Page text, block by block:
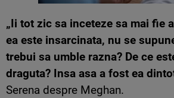
„Ii tot zic sa inceteze sa mai fie
ea este insarcinata, nu se
trebui sa umble razna? De ce
draguta? Insa asa a fost ea
Serena despre Meghan.